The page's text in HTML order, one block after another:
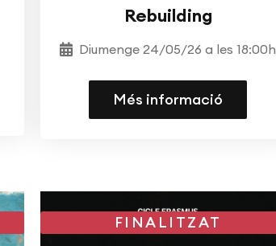
Rebuilding
Diumenge 24/05/26 a les 18:00h
Més informació
FINALITZAT